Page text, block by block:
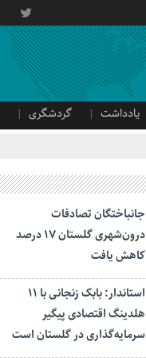
یادداشت گردشگری
جانباختگان تصادفات
درون‌شهری گلستان ۱۷ درصد
کاهش یافت
استاندار: بابک زنجانی با ۱۱
هلدینگ اقتصادی پیگیر
سرمایه‌گذاری در گلستان است